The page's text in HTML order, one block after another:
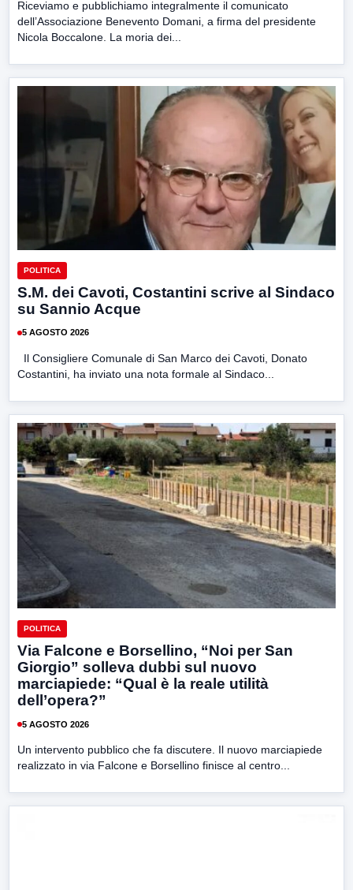
Riceviamo e pubblichiamo integralmente il comunicato
dell’Associazione Benevento Domani, a firma del presidente
Nicola Boccalone. La moria dei...
POLITICA
S.M. dei Cavoti, Costantini scrive al Sindaco
su Sannio Acque
5 AGOSTO 2026
Il Consigliere Comunale di San Marco dei Cavoti, Donato
Costantini, ha inviato una nota formale al Sindaco...
POLITICA
Via Falcone e Borsellino, “Noi per San
Giorgio” solleva dubbi sul nuovo
marciapiede: “Qual è la reale utilità
dell’opera?”
5 AGOSTO 2026
Un intervento pubblico che fa discutere. Il nuovo marciapiede
realizzato in via Falcone e Borsellino finisce al centro...